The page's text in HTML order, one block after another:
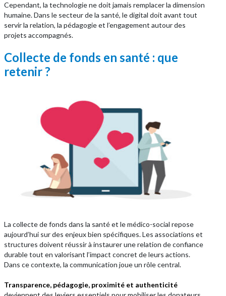
Cependant, la technologie ne doit jamais remplacer la dimension
humaine. Dans le secteur de la santé, le digital doit avant tout
servir la relation, la pédagogie et l’engagement autour des
projets accompagnés.
Collecte de fonds en santé : que
retenir ?
La collecte de fonds dans la santé et le médico-social repose
aujourd’hui sur des enjeux bien spécifiques. Les associations et
structures doivent réussir à instaurer une relation de confiance
durable tout en valorisant l’impact concret de leurs actions.
Dans ce contexte, la communication joue un rôle central.
Transparence, pédagogie, proximité et authenticité